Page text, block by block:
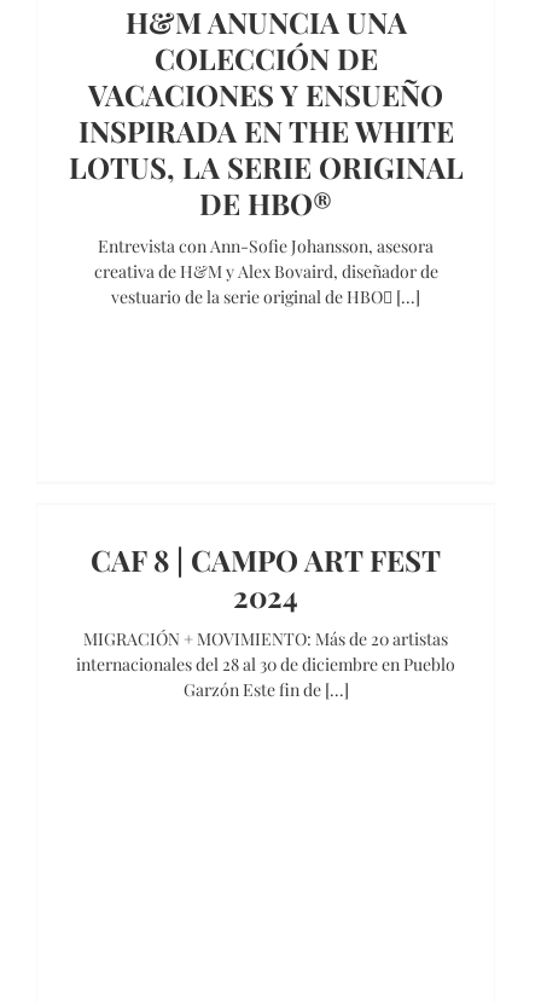
H&M ANUNCIA UNA
COLECCIÓN DE
VACACIONES Y ENSUEÑO
INSPIRADA EN THE WHITE
LOTUS, LA SERIE ORIGINAL
DE HBO®
Entrevista con Ann-Sofie Johansson, asesora
creativa de H&M y Alex Bovaird, diseñador de
vestuario de la serie original de HBO [...]
CAF 8 | CAMPO ART FEST
2024
MIGRACIÓN + MOVIMIENTO: Más de 20 artistas
internacionales del 28 al 30 de diciembre en Pueblo
Garzón Este fin de [...]